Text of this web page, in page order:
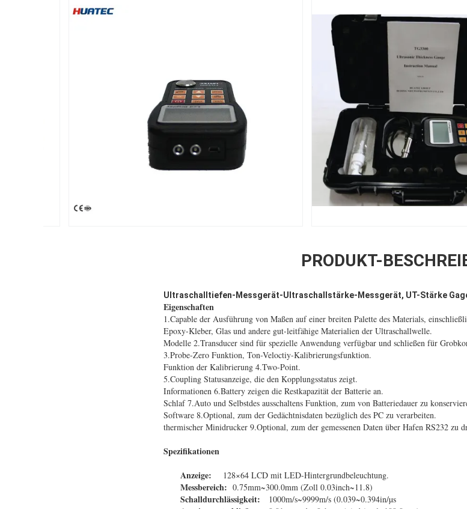
PRODUKT-
Ultraschalltiefen-Messgerät-Ultraschallstärke-Messgerät, UT-Stärke
Eigenschaften
1.Capable der Ausführung von Maßen auf einer breiten Palette des Materials,
Epoxy-Kleber, Glas und andere gut-leitfähige Materialien der Ultraschallwelle.
Modelle 2.Transducer sind für spezielle Anwendung verfügbar und schließen für
3.Probe-Zero Funktion, Ton-Veloctiy-Kalibrierungsfunktion.
Funktion der Kalibrierung 4.Two-Point.
5.Coupling Statusanzeige, die den Kopplungsstatus zeigt.
Informationen 6.Battery zeigen die Restkapazität der Batterie an.
Schlaf 7.Auto und Selbstdes ausschaltens Funktion, zum von Batteriedauer zu
Software 8.Optional, zum der Gedächtnisdaten bezüglich des PC zu verarbeiten.
thermischer Minidrucker 9.Optional, zum der gemessenen Daten über Hafen RS232 zu
Spezifikationen
Anzeige:
128×64 LCD mit LED-Hintergrundbeleuchtung.
Messbereich: 0.75mm~300.0mm (Zoll 0.03inch~11.8)
Schalldurchlässigkeit: 1000m/s~9999m/s (0.039~0.394in/µs